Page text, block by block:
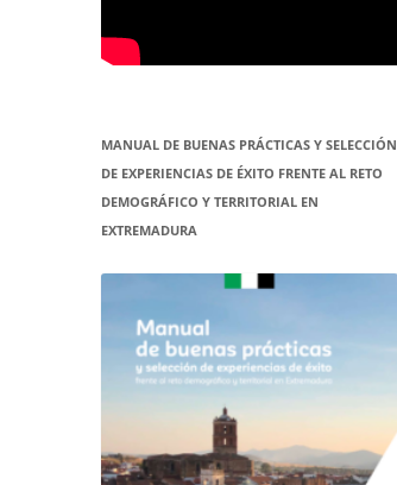
MANUAL DE BUENAS PRÁCTICAS Y SELECCIÓN
DE EXPERIENCIAS DE ÉXITO FRENTE AL RETO
DEMOGRÁFICO Y TERRITORIAL EN
EXTREMADURA